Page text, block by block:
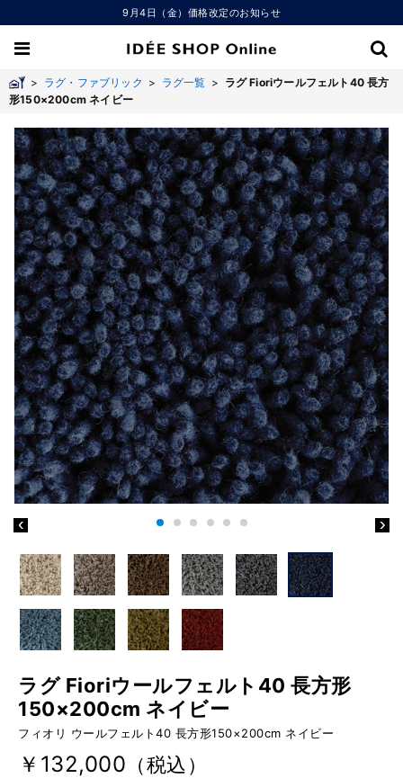
9月4日（金）価格改定のお知らせ
> ラグ・ファブリック > ラグ一覧 > ラグ Fioriウールフェルト40 長方
形150×200cm ネイビー
ラグ Fioriウールフェルト40 長方形
150×200cm ネイビー
フィオリ ウールフェルト40 長方形150×200cm ネイビー
￥132,000 （税込）